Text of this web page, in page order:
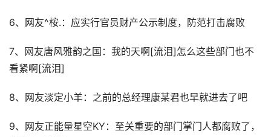
6、网友^桉.：应实行官员财产公示制度，防范打击腐败
7、网友唐风雅韵之国：我的天啊[流泪]怎么这些部门也不
看紧啊[流泪]
8、网友淡定小羊：之前的总经理康某君也早就进去了吧
9、网友正能量星空KY：至关重要的部门掌门人都腐败了，